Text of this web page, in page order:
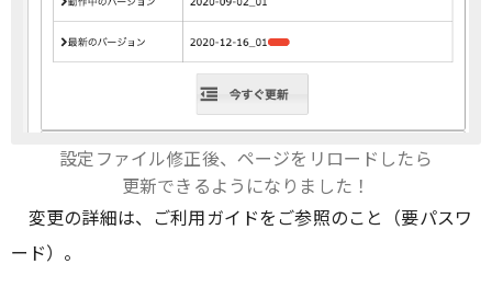
設定ファイル修正後、ページをリロードしたら
更新できるようになりました！
変更の詳細は、ご利用ガイドをご参照のこと（要パスワ
ード）。